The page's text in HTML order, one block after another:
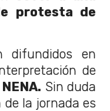
protesta de
difundidos en
de
Sin duda
la jornada es